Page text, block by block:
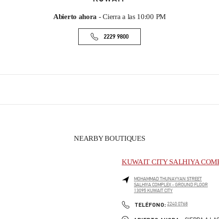
Abierto ahora - Cierra a las 10:00 PM
2229 9800
NEARBY BOUTIQUES
KUWAIT CITY SALHIYA
MOHAMMAD THUNAYYAN STREET
SALHIYA COMPLEX - GROUND FLOOR
13095 KUWAIT CITY
TELÉFONO: PHONE
2240 0768